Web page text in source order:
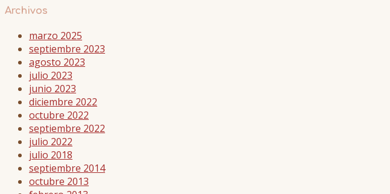
Archivos
marzo 2025
septiembre 2023
agosto 2023
julio 2023
junio 2023
diciembre 2022
octubre 2022
septiembre 2022
julio 2022
julio 2018
septiembre 2014
octubre 2013